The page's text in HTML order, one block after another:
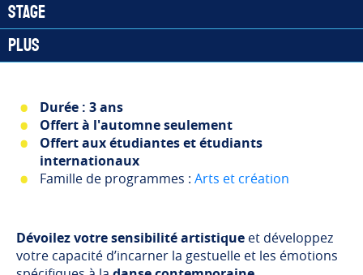
Stage
Plus
Durée : 3 ans
Offert à l'automne seulement
Offert aux étudiantes et étudiants
internationaux
Famille de programmes : Arts et création
Dévoilez votre sensibilité artistique et développez
votre capacité d’incarner la gestuelle et les émotions